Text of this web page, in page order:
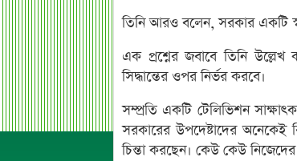
তিনি আরও বলেন, সরকার একটি
এক প্রশ্নের জবাবে তিনি
সিদ্ধান্তের ওপর নির্ভর করবে।
সম্প্রতি একটি টেলিভিশন
সরকারের উপদেষ্টাদের অনেকেই
চিন্তা করছেন। কেউ কেউ